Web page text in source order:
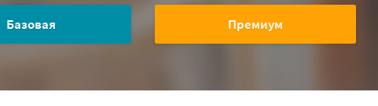
Базовая Премиум